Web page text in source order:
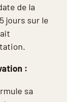
de la
jours sur le
:
sa